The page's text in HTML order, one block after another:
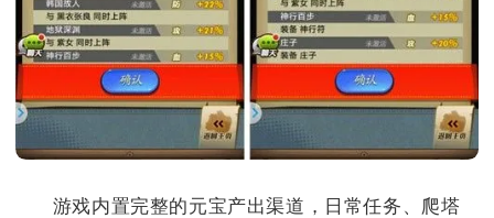
游戏内置完整的元宝产出渠道，日常任务、爬塔